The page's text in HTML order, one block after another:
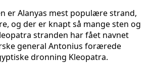
er Alanyas mest populære strand,
og der er knapt så mange sten og
stranden har fået navnet
general Antonius forærede
dronning Kleopatra.